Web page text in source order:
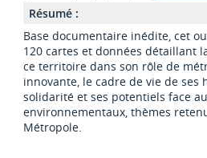
Résumé :
Base documentaire inédite, cet
120 cartes et données détaillant
ce territoire dans son rôle de
innovante, le cadre de vie de ses
solidarité et ses potentiels face
environnementaux, thèmes
Métropole.